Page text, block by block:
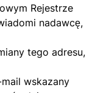
Rejestrze
nadawcę,
tego adresu,
wskazany